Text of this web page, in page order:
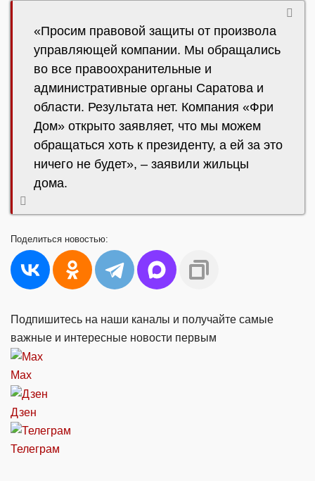
«Просим правовой защиты от произвола
управляющей компании. Мы обращались
во все правоохранительные и
административные органы Саратова и
области. Результата нет. Компания «Фри
Дом» открыто заявляет, что мы можем
обращаться хоть к президенту, а ей за это
ничего не будет», – заявили жильцы
дома.
Поделиться новостью:
Подпишитесь на наши каналы и получайте самые
важные и интересные новости первым
Max
Дзен
Телеграм